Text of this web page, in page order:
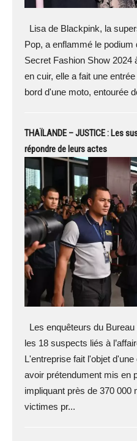
Lisa de Blackpink, la
Pop, a enflammé le
Secret Fashion Show
en cuir, elle a fait une
bord d'une moto, entourée
THAÏLANDE – JUSTICE : Les
répondre de leurs actes
Les enquêteurs du
les 18 suspects liés à
L'entreprise fait l'objet
avoir prétendument mis en
impliquant près de 370 000
victimes pr...